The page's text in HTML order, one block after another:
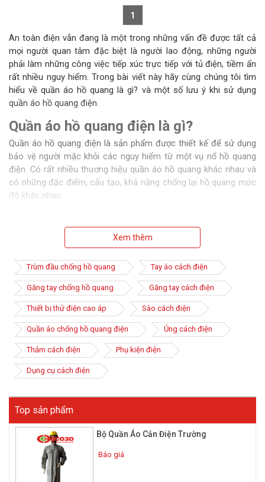
1
An toàn điện vẫn đang là một trong những vấn đề được tất cả
mọi người quan tâm đặc biệt là người lao động, những người
phải làm những công việc tiếp xúc trực tiếp với tủ điện, tiềm ẩn
rất nhiều nguy hiểm. Trong bài viết này hãy cùng chúng tôi tìm
hiểu về quần áo hồ quang là gì? và một số lưu ý khi sử dụng
quần áo hồ quang điện.
Quần áo hồ quang điện là gì?
Quần áo hồ quang điện là sản phẩm được thiết kế để sử dụng
bảo vệ người mặc khỏi các nguy hiểm từ một vụ nổ hồ quang
điện. Có rất nhiều thương hiệu quần áo hồ quang khác nhau và
có những đặc điểm, cấu tạo, khả năng chống lại hồ quang mức
độ khác nhau.
xảy ra khá nhiều và đặc biệt nghiêm trọng, gây ảnh hưởng đến
sức khỏe người lao động, bỏng nặng thậm chí có thể dẫn đến tử
Vì vậy, khi người lao động làm việc cần được trang bị những
thiết bị bảo hộ lao động hợp lí, chất lượng để đảm bảo an toàn.
Quần áo hồ quang điện là sản phẩm không thể thiếu cho những
người làm ngành điện hiện nay.
Xem thêm
Trùm đầu chống hồ quang Tay áo cách điện
Găng tay chống hồ quang Găng tay cách điện
Thiết bị thử điện cao áp Sào cách điện
Quần áo chống hồ quang điện Ủng cách điện
Thảm cách điện Phụ kiện điện
Dụng cụ cách điện
Top sản phẩm
Bộ Quần Áo Cản Điện Trường
Báo giá